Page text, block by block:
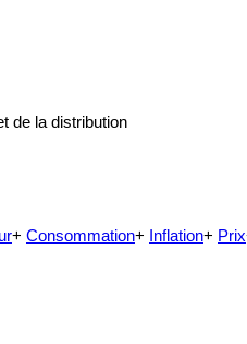
de la distribution
+ Consommation+ Inflation+ Prix